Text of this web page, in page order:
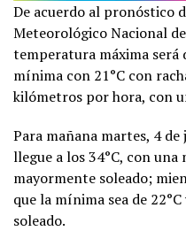
De acuerdo al pronóstico
Meteorológico Nacional
temperatura máxima será
mínima con 21°C con
kilómetros por hora, con
Para mañana martes, 4
llegue a los 34°C, con una
mayormente soleado;
que la mínima sea de
soleado.